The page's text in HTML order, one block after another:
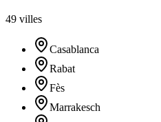
49 villes
Casablanca
Rabat
Fès
Marrakesch